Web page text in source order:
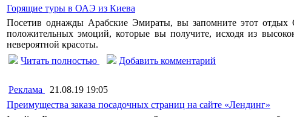
Горящие туры в ОАЭ из Киева
Посетив однажды Арабские Эмираты, вы запомните этот
положительных эмоций, которые вы получите, исходя из
невероятной красоты.
Читать полностью
Добавить комментарий
Реклама
21.08.19 19:05
Преимущества заказа посадочных страниц на сайте «Лендинг»